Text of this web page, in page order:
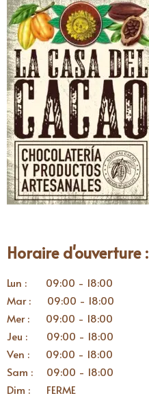
Horaire d'ouverture :
Lun : 09:00 - 18:00
Mar : 09:00 - 18:00
Mer : 09:00 - 18:00
Jeu : 09:00 - 18:00
Ven : 09:00 - 18:00
Sam : 09:00 - 18:00
Dim : FERME